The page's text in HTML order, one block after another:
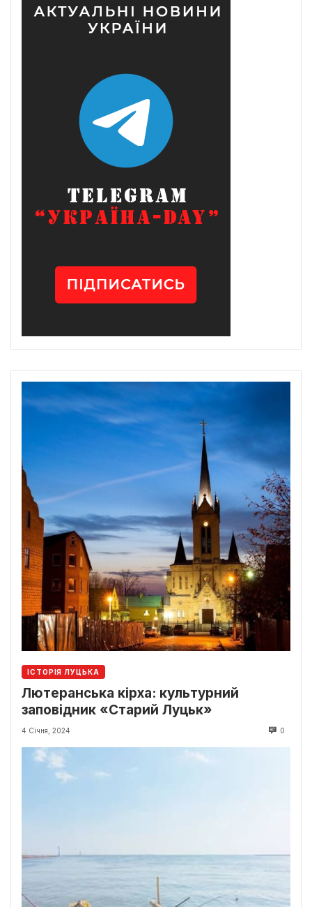
ІСТОРІЯ ЛУЦЬКА
Лютеранська кірха: культурний
заповідник «Старий Луцьк»
4 Січня, 2024 0